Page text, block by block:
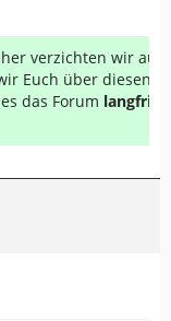
verzichten wir auf
Euch über diesen
das Forum